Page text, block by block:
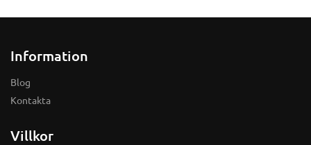
Information
Blog
Kontakta
Villkor